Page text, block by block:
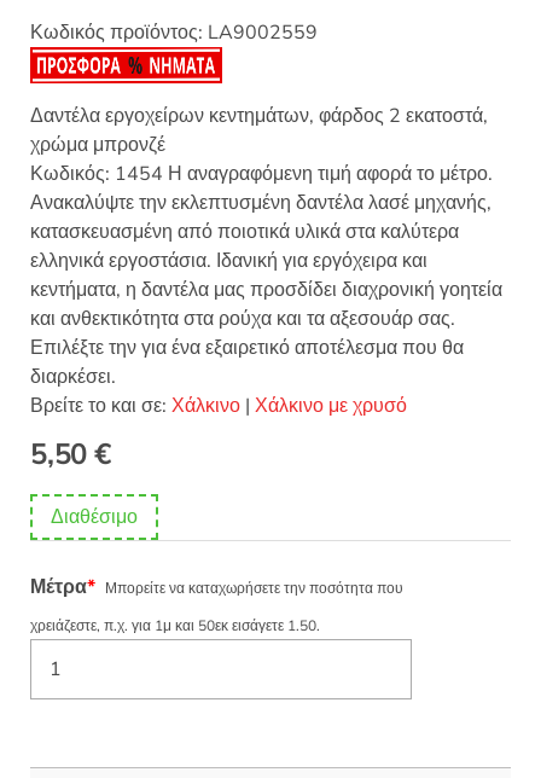
Κωδικός προϊόντος: LA9002559
Δαντέλα εργοχείρων κεντημάτων, φάρδος 2 εκατοστά,
χρώμα μπρονζέ
Κωδικός: 1454 Η αναγραφόμενη τιμή αφορά το μέτρο.
Ανακαλύψτε την εκλεπτυσμένη δαντέλα λασέ μηχανής,
κατασκευασμένη από ποιοτικά υλικά στα καλύτερα
ελληνικά εργοστάσια. Ιδανική για εργόχειρα και
κεντήματα, η δαντέλα μας προσδίδει διαχρονική γοητεία
και ανθεκτικότητα στα ρούχα και τα αξεσουάρ σας.
Επιλέξτε την για ένα εξαιρετικό αποτέλεσμα που θα
διαρκέσει.
Βρείτε το και σε: Χάλκινο | Χάλκινο με χρυσό
5,50€
Διαθέσιμο
Μέτρα* Μπορείτε να καταχωρήσετε την ποσότητα που
χρειάζεστε, π.χ. για 1μ και 50εκ εισάγετε 1.50.